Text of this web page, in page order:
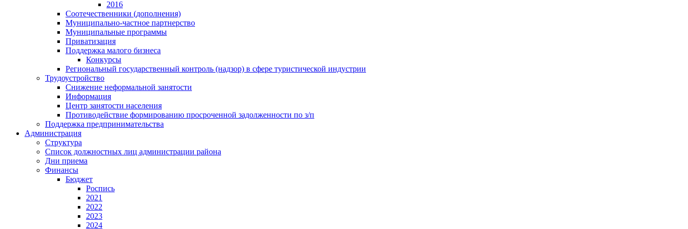
2016
Соотечественники (дополнения)
Муниципально-частное партнерство
Муниципальные программы
Приватизация
Поддержка малого бизнеса
Конкурсы
Региональный государственный контроль (надзор) в сфере туристической индустрии
Трудоустройство
Снижение неформальной занятости
Информация
Центр занятости населения
Противодействие формированию просроченной задолженности по з/п
Поддержка предпринимательства
Администрация
Структура
Список должностных лиц администрации района
Дни приема
Финансы
Бюджет
Роспись
2021
2022
2023
2024